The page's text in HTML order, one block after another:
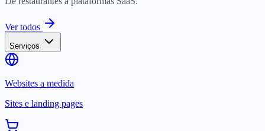
Ver todos
Serviços
Websites a medida
Sites e landing pages